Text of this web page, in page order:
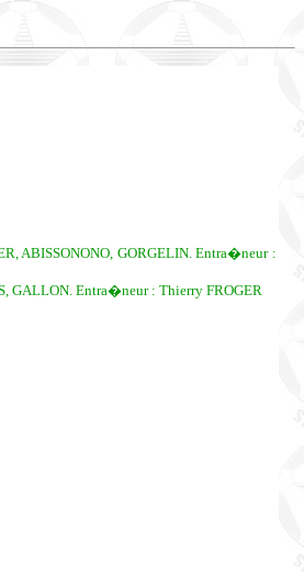
ABISSONONO, GORGELIN. Entra�neur :
GALLON. Entra�neur : Thierry FROGER